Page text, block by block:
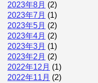
2023年8月 (2)
2023年7月 (1)
2023年5月 (2)
2023年4月 (2)
2023年3月 (1)
2023年2月 (2)
2022年12月 (1)
2022年11月 (2)